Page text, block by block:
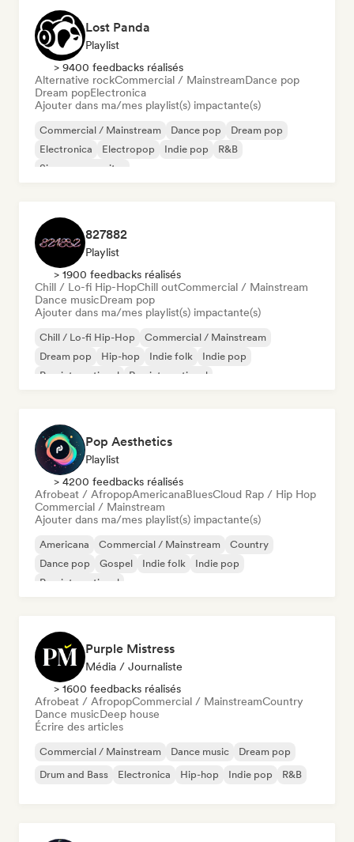
Lost Panda
Playlist
> 9400 feedbacks réalisés
Alternative rockCommercial / MainstreamDance pop
Dream popElectronica
Ajouter dans ma/mes playlist(s) impactante(s)
Commercial / Mainstream Dance pop
Dream pop
Electronica
Electropop Indie pop
R&B
Singer-songwriter
827882
Playlist
> 1900 feedbacks réalisés
Chill / Lo-fi Hip-HopChill outCommercial / Mainstream
Dance musicDream pop
Ajouter dans ma/mes playlist(s) impactante(s)
Chill / Lo-fi Hip-Hop
Commercial / Mainstream
Dream pop
Hip-hop Indie folk
Indie pop
Pop international
Rap international
Pop Aesthetics
Playlist
> 4200 feedbacks réalisés
Afrobeat / AfropopAmericanaBluesCloud Rap / Hip Hop
Commercial / Mainstream
Ajouter dans ma/mes playlist(s) impactante(s)
Americana Commercial / Mainstream
Country
Dance pop
Gospel Indie folk
Indie pop
Pop international
Purple Mistress
Média / Journaliste
> 1600 feedbacks réalisés
Afrobeat / AfropopCommercial / MainstreamCountry
Dance musicDeep house
Écrire des articles
Commercial / Mainstream Dance music
Dream pop
Drum and Bass
Electronica Hip-hop Indie pop R&B